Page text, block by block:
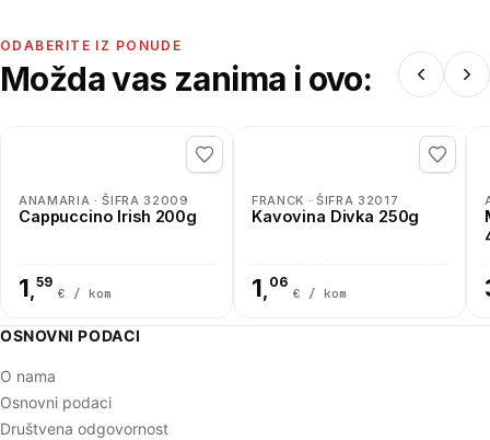
ODABERITE IZ PONUDE
Možda vas zanima i ovo:
ANAMARIA · ŠIFRA 32009
Cappuccino Irish 200g
1,59
€ / kom
FRANCK · ŠIFRA 32017
Kavovina Divka 250g
1, 06
€ / kom
OSNOVNI PODACI
O nama
Osnovni podaci
Društvena odgovornost